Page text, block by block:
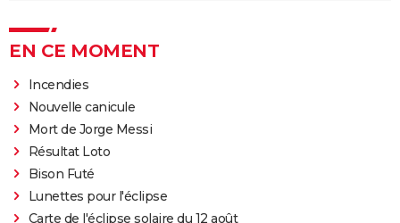
EN CE MOMENT
Incendies
Nouvelle canicule
Mort de Jorge Messi
Résultat Loto
Bison Futé
Lunettes pour l'éclipse
Carte de l'éclipse solaire du 12 août